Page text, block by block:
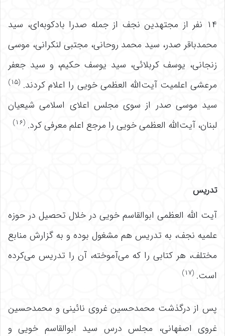
۱۴ نفر از مجتهدین نجف از جمله صدرا بادکوبه‌ای، سید
محمدباقر صدر، سید محمد روحانی، مجتبی لنکرانی، موسی
زنجانی، یوسف کربلائی، سید یوسف حکیم، و سید جعفر
مرعشی اعلمیت آیت‌الله العظمی خویی را اعلام کردند. (۱۵)
سید موسی صدر از سوی مجلس اعلای اسلامی شیعیان
لبنان، آیت‌الله العظمی خویی را مرجع اعلم معرفی کرد. (۱۶)
تدریس
آیت الله العظمی ابوالقاسم خویی در خلال تحصیل در حوزه
علمیه نجف، به تدریس هم مشغول بوده و به گزارش منابع
مختلف، هر کتابی را که می‌آموخته، آن را تدریس می‌کرده
است. (۱۷)
پس از درگذشت محمدحسین غروی نائینی و محمدحسین
غروی اصفهانی، مجلس درس سید ابوالقاسم خویی و